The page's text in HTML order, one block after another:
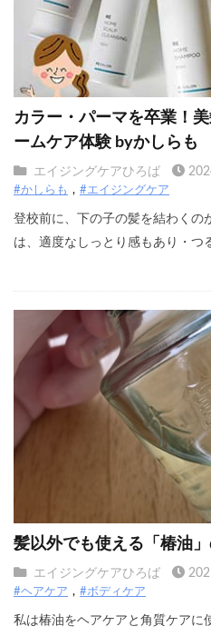
カラー・パーマを卒業！
ームケア体験 byかしらも
エイジングケアひろば
#かしらも #エイジングケア
登校前に、下の子の髪を結わくの
は、適度なしっとり感もあり・つ
髪以外でも使える「椿油
エイジングケアひろば
#ヘアケア #ボディケア
私は椿油をヘアケアと角質ケアに